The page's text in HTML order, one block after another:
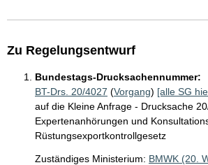
Zu Regelungsentwurf
Bundestags-Drucksachennummer:
BT-Drs. 20/4027 (Vorgang) [alle SG
auf die Kleine Anfrage - Drucksache
Expertenanhörungen und
Rüstungsexportkontrollgesetz
Zuständiges Ministerium: BMWK (20.